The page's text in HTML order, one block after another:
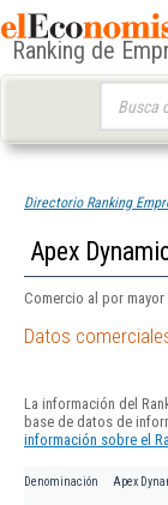
Ranking de
Directorio Ranking
Apex
Comercio al por
Datos
La información del
base de datos de
información sobre el
Denominación Apex